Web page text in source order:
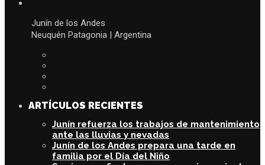
Junín de los Andes
Neuquén Patagonia | Argentina
ARTÍCULOS RECIENTES
Junín refuerza los trabajos de mantenimiento
ante las lluvias y nevadas
Junín de los Andes prepara una tarde en
familia por el Día del Niño